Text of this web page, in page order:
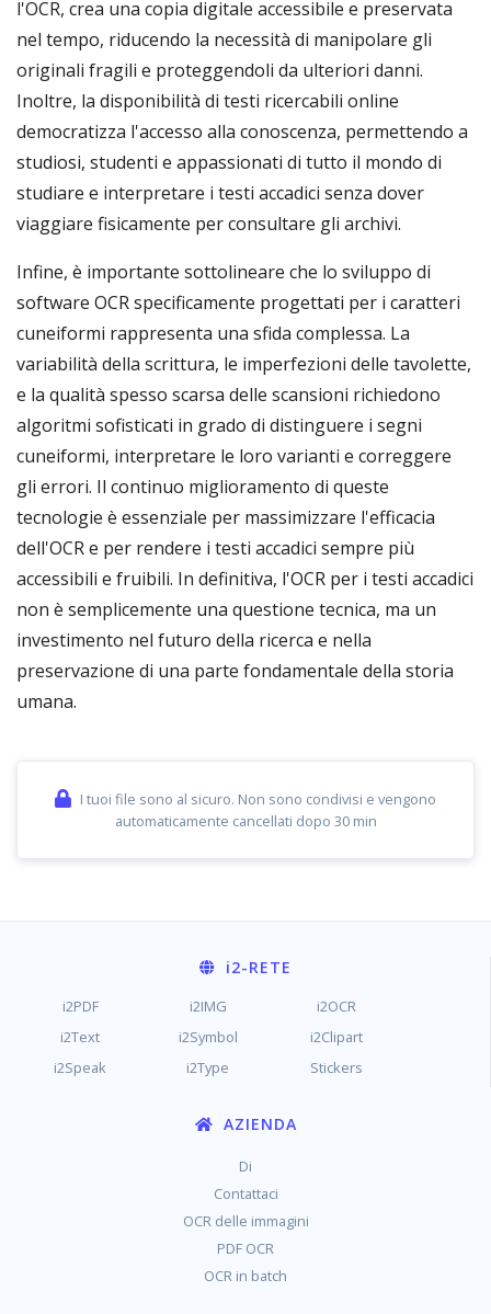
l'OCR, crea una copia digitale accessibile e preservata
nel tempo, riducendo la necessità di manipolare gli
originali fragili e proteggendoli da ulteriori danni.
Inoltre, la disponibilità di testi ricercabili online
democratizza l'accesso alla conoscenza, permettendo a
studiosi, studenti e appassionati di tutto il mondo di
studiare e interpretare i testi accadici senza dover
viaggiare fisicamente per consultare gli archivi.
Infine, è importante sottolineare che lo sviluppo di
software OCR specificamente progettati per i caratteri
cuneiformi rappresenta una sfida complessa. La
variabilità della scrittura, le imperfezioni delle tavolette,
e la qualità spesso scarsa delle scansioni richiedono
algoritmi sofisticati in grado di distinguere i segni
cuneiformi, interpretare le loro varianti e correggere
gli errori. Il continuo miglioramento di queste
tecnologie è essenziale per massimizzare l'efficacia
dell'OCR e per rendere i testi accadici sempre più
accessibili e fruibili. In definitiva, l'OCR per i testi accadici
non è semplicemente una questione tecnica, ma un
investimento nel futuro della ricerca e nella
preservazione di una parte fondamentale della storia
umana.
I tuoi file sono al sicuro. Non sono condivisi e vengono
automaticamente cancellati dopo 30 min
i2-RETE
i2PDF i2IMG
i2OCR
i2Text
i2Symbol
i2Clipart
i2Speak
i2Type Stickers
AZIENDA
Di
Contattaci
OCR delle immagini
PDF OCR
OCR in batch